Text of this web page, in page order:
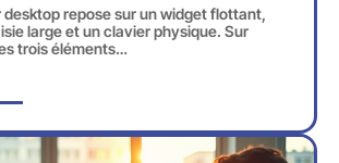
desktop repose sur un widget flottant,
large et un clavier physique. Sur
trois éléments…